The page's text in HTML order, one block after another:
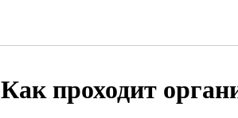
Как проходит